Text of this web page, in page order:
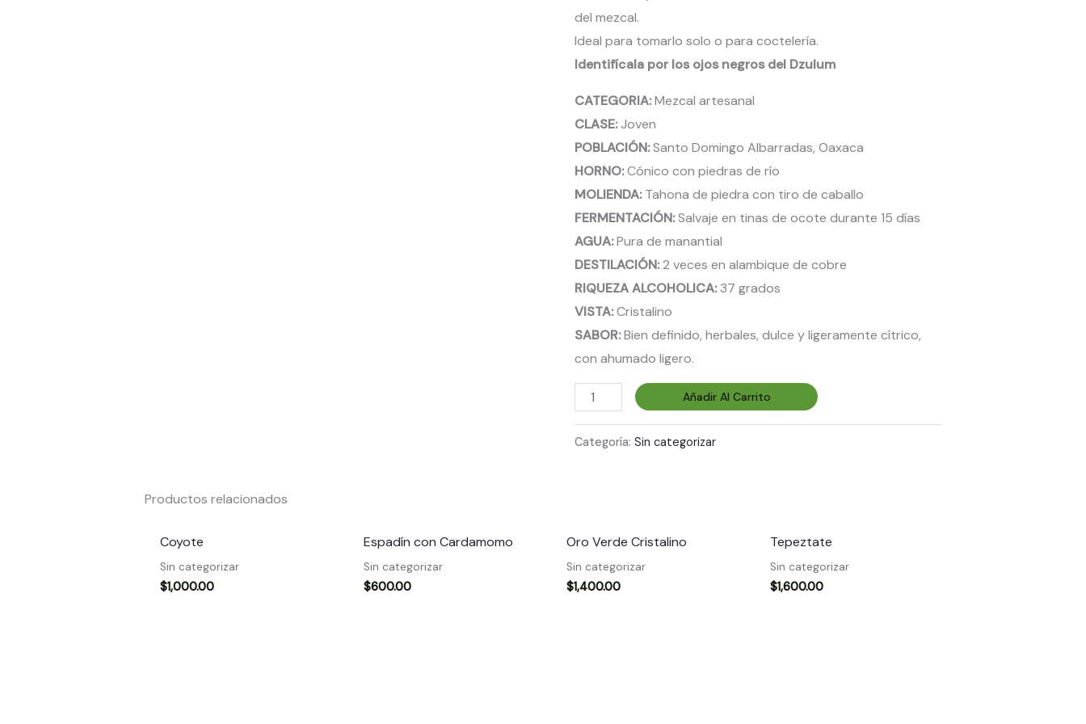
del mezcal.
Ideal para tomarlo solo o para coctelería.
Identifícala por los ojos negros del Dzulum
CATEGORIA:Mezcal artesanal
CLASE:Joven
POBLACIÓN:Santo Domingo Albarradas, Oaxaca
HORNO:Cónico con piedras de río
MOLIENDA:Tahona de piedra con tiro de caballo
FERMENTACIÓN:Salvaje en tinas de ocote durante 15 días
AGUA:Pura de manantial
DESTILACIÓN:2 veces en alambique de cobre
RIQUEZA ALCOHOLICA:37 grados
VISTA:Cristalino
SABOR:Bien definido, herbales, dulce y ligeramente cítrico,
con ahumado ligero.
Añadir Al Carrito
Categoría:Sin categorizar
Productos relacionados
Coyote
Sin categorizar
$1,000.00
Espadín con Cardamomo
Sin categorizar
$600.00
Oro Verde Cristalino
Sin categorizar
$1,400.00
Tepeztate
Sin categorizar
$1,600.00